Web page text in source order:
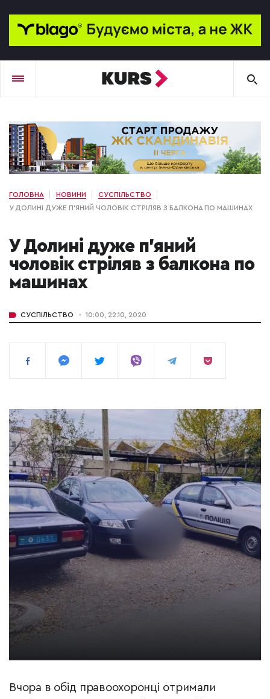
ГОЛОВНА НОВИНИ
СУСПІЛЬСТВО
У ДОЛИНІ ДУЖЕ П'ЯНИЙ ЧОЛОВІК СТРІЛЯВ З БАЛКОНА ПО МАШИНАХ
У Долині дуже п'яний
чоловік стріляв з балкона по
машинах
СУСПІЛЬСТВО 10:00, 22.10, 2020
Вчора в обід правоохоронці отримали